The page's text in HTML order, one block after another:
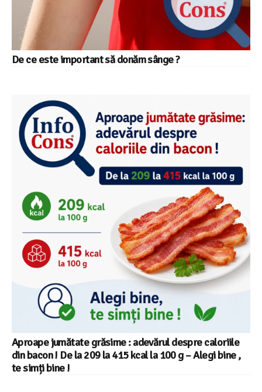
De ce este important să donăm sânge ?
Aproape jumătate grăsime : adevărul despre caloriile
din bacon ! De la 209 la 415 kcal la 100 g – Alegi bine ,
te simți bine !